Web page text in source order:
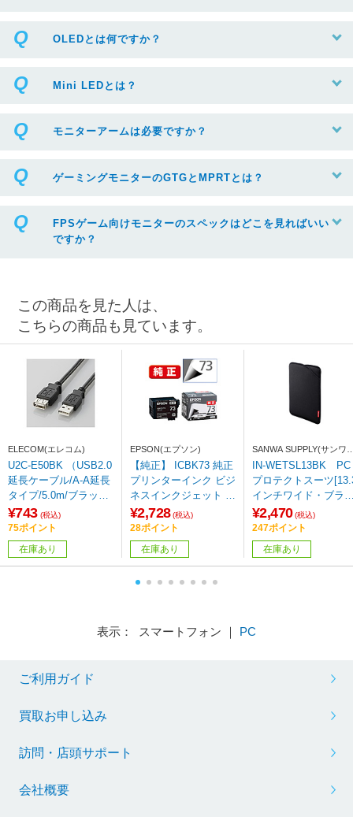
OLEDとは何ですか？
Mini LEDとは？
モニターアームは必要ですか？
ゲーミングモニターのGTGとMPRTとは？
FPSゲーム向けモニターのスペックはどこを見ればいい
ですか？
この商品を見た人は、
こちらの商品も見ています。
ELECOM(エレコム)
U2C-E50BK （USB2.0
延長ケーブル/A-A延長
タイプ/5.0m/ブラッ
ク） 【864】
¥743 (税込)
75ポイント
在庫あり
EPSON(エプソン)
【純正】 ICBK73 純正
プリンターインク ビジ
ネスインクジェット ブ
ラック
¥2,728 (税込)
28ポイント
在庫あり
SANWA SUPPLY(サンワ
プライ)
IN-WETSL13BK PC
プロテクトスーツ
インチワイド・ブラ
ク]
¥2,470 (税込)
247ポイント
在庫あり
表示： スマートフォン ｜ PC
ご利用ガイド
買取お申し込み
訪問・店頭サポート
会社概要